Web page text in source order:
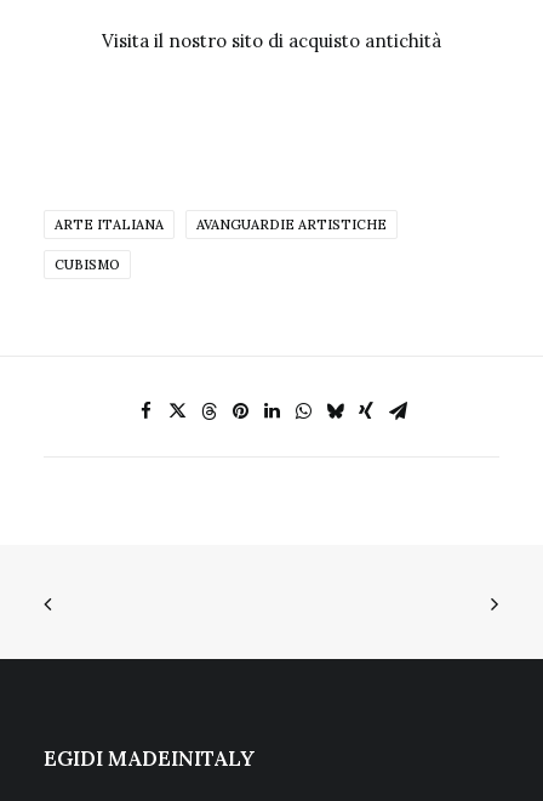
Visita il nostro sito di acquisto antichità
ARTE ITALIANA AVANGUARDIE ARTISTICHE
CUBISMO
EGIDI MADEINITALY